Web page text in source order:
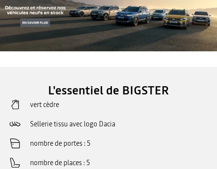
L'essentiel de BIGSTER
vert cèdre
Sellerie tissu avec logo Dacia
nombre de portes 5
nombre de places 5